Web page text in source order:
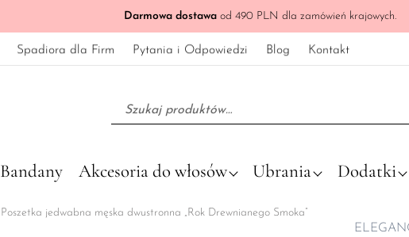
Darmowa dostawa od 490 PLN dla zamówień krajowych.
Spadiora dla Firm Pytania i Odpowiedzi Blog Kontakt
Bandany Akcesoria do włosów Ubrania Dodatki
Poszetka jedwabna męska dwustronna „Rok Drewnianego Smoka”